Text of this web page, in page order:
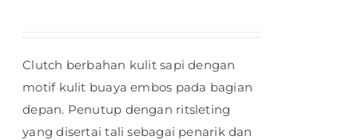
Clutch berbahan kulit sapi dengan
motif kulit buaya embos pada bagian
depan. Penutup dengan ritsleting
yang disertai tali sebagai penarik dan